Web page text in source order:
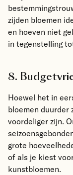
zijden bloemen
en hoeven niet
in tegenstelling
8.
Hoewel het in
bloemen duurder
voordeliger zijn.
grote
of als je kiest
kunstbloemen.